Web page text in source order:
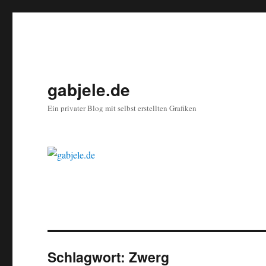
gabjele.de
Ein privater Blog mit selbst erstellten Grafiken
Schlagwort:Zwerg